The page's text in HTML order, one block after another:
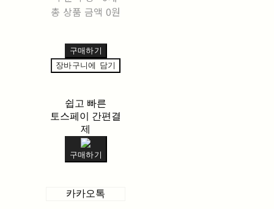
총 상품 금액 0원
구매하기
장바구니에 담기
쉽고 빠른
토스페이 간편결
제
구매하기
카카오톡